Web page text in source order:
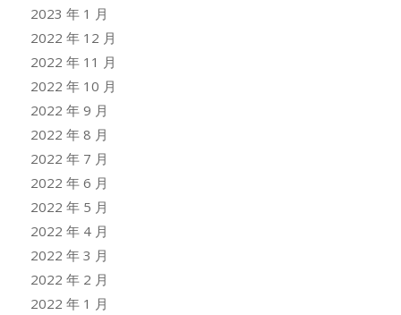
2023 年 1 月
2022 年 12 月
2022 年 11 月
2022 年 10 月
2022 年 9 月
2022 年 8 月
2022 年 7 月
2022 年 6 月
2022 年 5 月
2022 年 4 月
2022 年 3 月
2022 年 2 月
2022 年 1 月